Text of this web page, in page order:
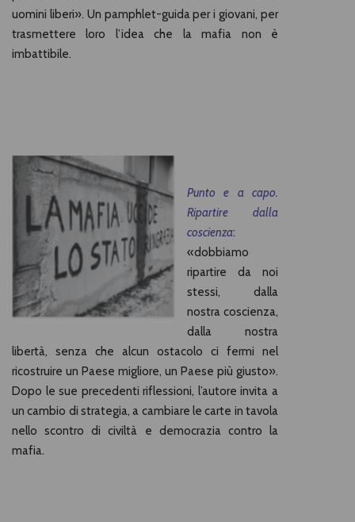
uomini liberi». Un pamphlet-guida per i giovani, per
trasmettere loro l’idea che la mafia non è
imbattibile.
Punto e a capo.
Ripartire dalla
coscienza:
«dobbiamo
ripartire da noi
stessi, dalla
nostra coscienza,
dalla nostra
libertà, senza che alcun ostacolo ci fermi nel
ricostruire un Paese migliore, un Paese più giusto».
Dopo le sue precedenti riflessioni, l’autore invita a
un cambio di strategia, a cambiare le carte in tavola
nello scontro di civiltà e democrazia contro la
mafia.